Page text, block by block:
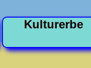
Kulturerbe